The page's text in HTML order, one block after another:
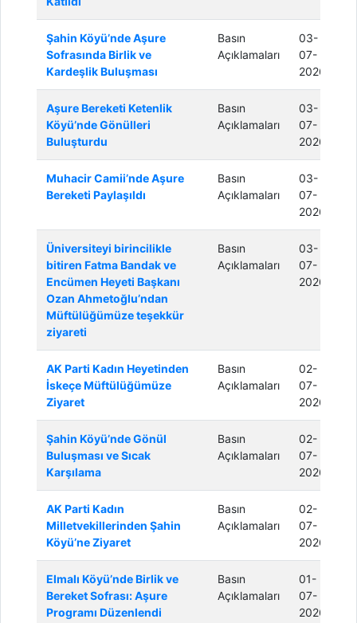
Şahin Köyü’nde Aşure
Sofrasında Birlik ve
Kardeşlik Buluşması
Basın
Açıklamaları
03-
07-
2026
Aşure Bereketi Ketenlik
Köyü’nde Gönülleri
Buluşturdu
Basın
Açıklamaları
03-
07-
2026
Muhacir Camii’nde Aşure
Bereketi Paylaşıldı
Basın
Açıklamaları
03-
07-
2026
Üniversiteyi birincilikle
bitiren Fatma Bandak ve
Encümen Heyeti Başkanı
Ozan Ahmetoğlu’ndan
Müftülüğümüze teşekkür
ziyareti
Basın
Açıklamaları
03-
07-
2026
AK Parti Kadın Heyetinden
İskeçe Müftülüğümüze
Ziyaret
Basın
Açıklamaları
02-
07-
2026
Şahin Köyü’nde Gönül
Buluşması ve Sıcak
Karşılama
Basın
Açıklamaları
02-
07-
2026
AK Parti Kadın
Milletvekillerinden Şahin
Köyü’ne Ziyaret
Basın
Açıklamaları
02-
07-
2026
Elmalı Köyü’nde Birlik ve
Bereket Sofrası: Aşure
Programı Düzenlendi
Basın
Açıklamaları
01-
07-
2026